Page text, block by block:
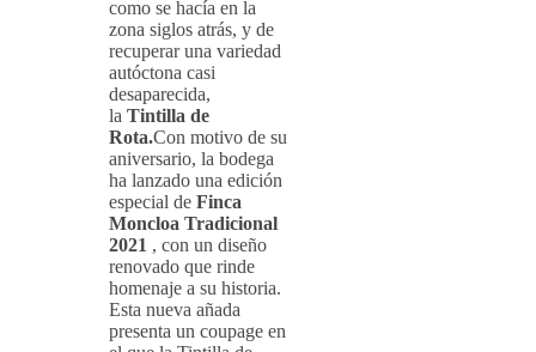
como se hacía en la
zona siglos atrás, y de
recuperar una variedad
autóctona casi
desaparecida,
la Tintilla de
Rota.Con motivo de su
aniversario, la bodega
ha lanzado una edición
especial de Finca
Moncloa Tradicional
2021 , con un diseño
renovado que rinde
homenaje a su historia.
Esta nueva añada
presenta un coupage en